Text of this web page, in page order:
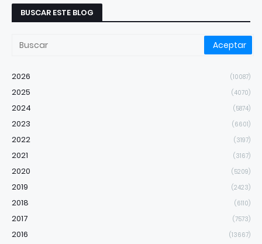
BUSCAR ESTE BLOG
2026 (10087)
2025 (4070)
2024 (5874)
2023 (6601)
2022 (3197)
2021 (3167)
2020 (5209)
2019 (2423)
2018 (6110)
2017 (7573)
2016 (13667)